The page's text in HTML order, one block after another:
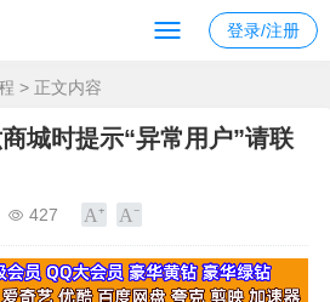
登录/注册
> 正文内容
城时提示“异常用户”请联
427